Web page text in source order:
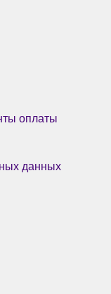
оплаты
данных